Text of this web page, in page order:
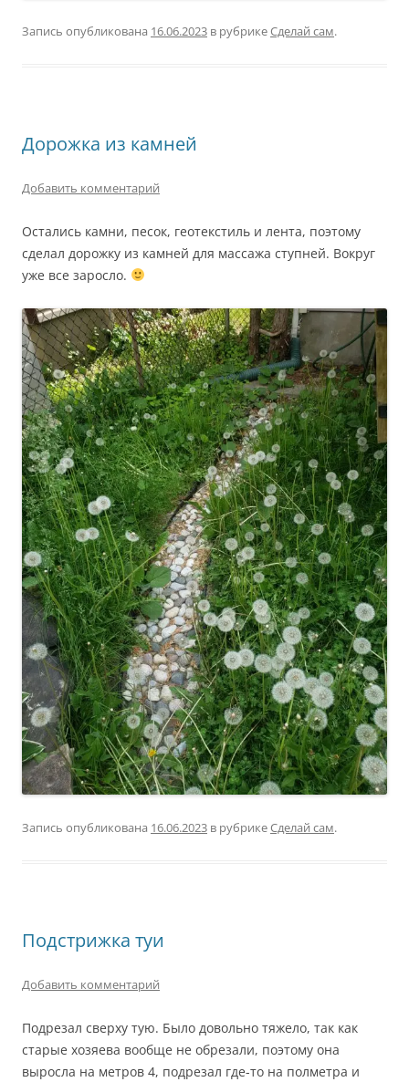
Запись опубликована 16.06.2023 в рубрикеСделай сам.
Дорожка из камней
Добавить комментарий
Остались камни, песок, геотекстиль и лента, поэтому
сделал дорожку из камней для массажа ступней. Вокруг
уже все заросло.
Запись опубликована 16.06.2023 в рубрикеСделай сам.
Подстрижка туи
Добавить комментарий
Подрезал сверху тую. Было довольно тяжело, так как
старые хозяева вообще не обрезали, поэтому она
выросла на метров 4, подрезал где-то на полметра и